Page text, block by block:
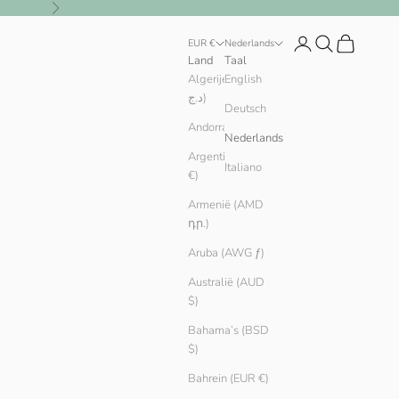
Volgende
EUR €
Land
Algerije (DZD
د.ج)
Andorra (EUR €)
Argentinië (EUR
€)
Armenië (AMD
դր.)
Aruba (AWG ƒ)
Australië (AUD
$)
Bahama’s (BSD
$)
Bahrein (EUR €)
Nederlands
Taal
English
Deutsch
Nederlands
Italiano
InloggenZoeken